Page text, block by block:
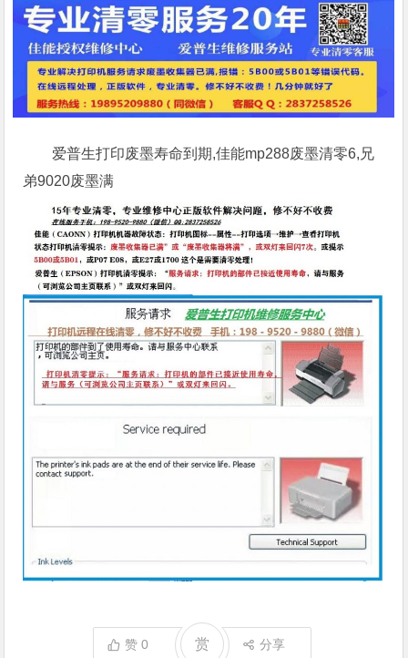
爱普生打印废墨寿命到期,佳能mp288废墨清零6,兄
弟9020废墨满
赞0 赏 分享